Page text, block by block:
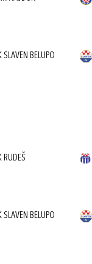
SLAVEN BELUPO
RUDEŠ
SLAVEN BELUPO